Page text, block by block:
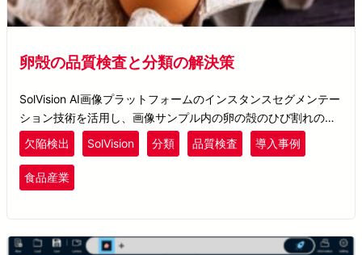
卵殻の品質検査と分類の解決策
SolVision AI画像プラットフォームのインスタンスセグメンテー
ション技術を活用し、画像サンプル内の卵の殻のひび割れの欠
陥位置を特定し、AIモデルのトレーニングに使用します。トレ
ーニングが完了すると、AIによって卵殻表面の孔やひび割れの
状態が検査され、分類されます。これにより、卵の食品安全性
と商品価値が向上します。
欠陥検出 SolVision 分類 品質検査 導入事例
食品産業